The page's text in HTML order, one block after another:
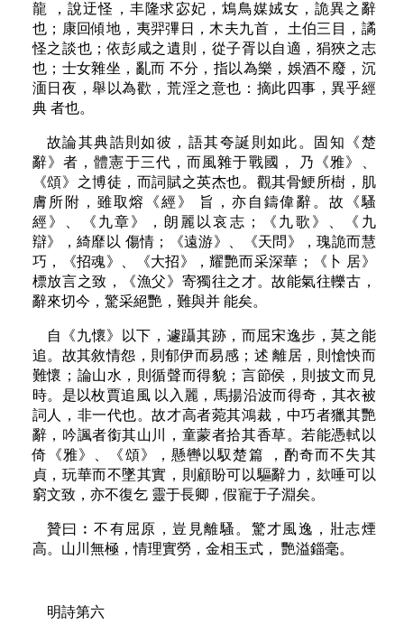
龍 ，說迂怪，丰隆求宓妃，鴆鳥媒娀女，詭異之辭
也；康回傾地，夷羿彃日，木夫九首， 土伯三目，譎
怪之談也；依彭咸之遺則，從子胥以自適，狷狹之志
也；士女雜坐，亂而 不分，指以為樂，娛酒不廢，沉
湎日夜，舉以為歡，荒淫之意也：摘此四事，異乎經
典 者也。
故論其典誥則如彼，語其夸誕則如此。固知《楚
辭》者，體憲于三代，而風雜于戰國， 乃《雅》、
《頌》之博徒，而詞賦之英杰也。觀其骨鯁所樹，肌
膚所附，雖取熔《經》 旨，亦自鑄偉辭。故《騷
經》、《九章》，朗麗以哀志；《九歌》、《九
辯》，綺靡以 傷情；《遠游》、《天問》，瑰詭而慧
巧，《招魂》、《大招》，耀艷而采深華；《卜 居》
標放言之致，《漁父》寄獨往之才。故能氣往轢古，
辭來切今，驚采絕艷，難與并 能矣。
自《九懷》以下，遽躡其跡，而屈宋逸步，莫之能
追。故其敘情怨，則郁伊而易感；述 離居，則愴怏而
難懷；論山水，則循聲而得貌；言節侯，則披文而見
時。是以枚賈追風 以入麗，馬揚沿波而得奇，其衣被
詞人，非一代也。故才高者菀其鴻裁，中巧者獵其艷
辭，吟諷者銜其山川，童蒙者拾其香草。若能憑軾以
倚《雅》、《頌》，懸轡以馭楚篇 ，酌奇而不失其
貞，玩華而不墜其實，則顧盼可以驅辭力，欬唾可以
窮文致，亦不復乞 靈于長卿，假寵于子淵矣。
贊曰︰不有屈原，豈見離騷。驚才風逸，壯志煙
高。山川無極，情理實勞，金相玉式， 艷溢錙毫。
明詩第六